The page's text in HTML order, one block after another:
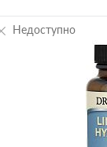
Купить в 1 клик
Недоступно